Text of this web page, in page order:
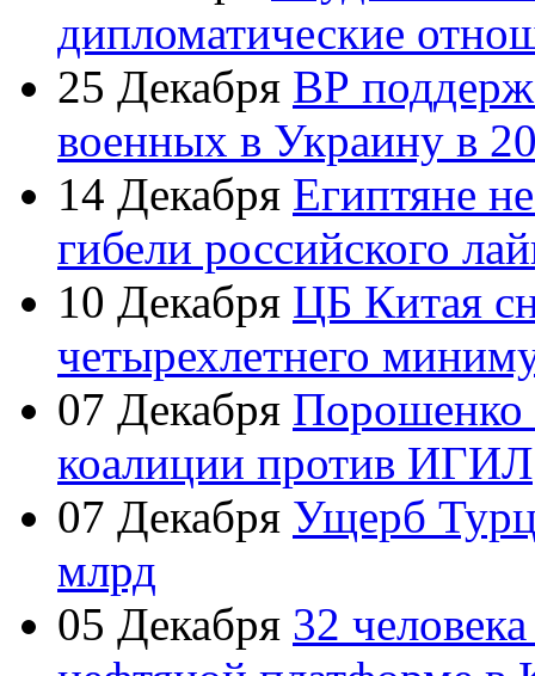
дипломатические
25 Декабря ВР
военных в Украину в
14 Декабря Египтяне
гибели российского
10 Декабря ЦБ Китая
четырехлетнего
07 Декабря Порошенко
коалиции против ИГИЛ
07 Декабря Ущерб
млрд
05 Декабря 32